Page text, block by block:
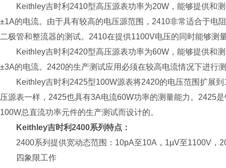
Keithley吉时利2410型高压源表功率为20W，能够提供和
±1A的电流。由于具有较高的电压源范围，2410非常适合于电
二极管和整流器的测试。2410在提供1100V电压的同时能够测
Keithley吉时利2420型高压源表功率为60W，能够提供和测
±3A的电流。2420的生产测试应用必须在较高电流情况下进行
Keithley吉时利2425型100W源表将2420的电压范围扩展到
压源表一样，2425也具有3A电流60W功率的测量能力。2425
100W总直流功率元件的生产测试而设计的。
Keithley吉时利2400系列特点：
2400系列提供宽动态范围：10pA至10A，1µV至1100V，
四象限工作